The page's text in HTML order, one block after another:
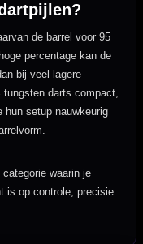
de barrel voor 95
percentage kan de
bij veel lagere
darts compact,
hun setup nauwkeurig
waarin je
is op controle, precisie